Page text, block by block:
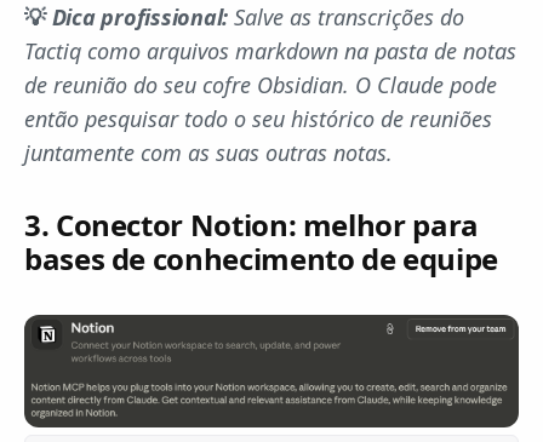
💡Dica profissional: Salve as transcrições do
Tactiq como arquivos markdown na pasta de notas
de reunião do seu cofre Obsidian. O Claude pode
então pesquisar todo o seu histórico de reuniões
juntamente com as suas outras notas.
3. Conector Notion: melhor para
bases de conhecimento de equipe